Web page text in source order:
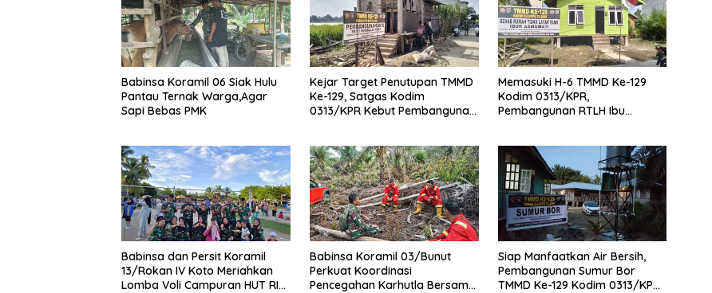
Babinsa Koramil 06 Siak Hulu
Pantau Ternak Warga,Agar
Sapi Bebas PMK
Kejar Target Penutupan TMMD
Ke-129, Satgas Kodim
0313/KPR Kebut Pembangunan
Memasuki H-6 TMMD Ke-129
Kodim 0313/KPR,
Pembangunan RTLH Ibu
Babinsa dan Persit Koramil
13/Rokan IV Koto Meriahkan
Lomba Voli Campuran HUT RI
Babinsa Koramil 03/Bunut
Perkuat Koordinasi
Pencegahan Karhutla Bersama
Siap Manfaatkan Air Bersih,
Pembangunan Sumur Bor
TMMD Ke-129 Kodim 0313/KPR